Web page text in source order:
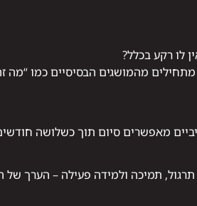
לו רקע בכלל?
מהמושגים הבסיסיים כמו “מה
תמיכה ולמידה פעילה – הערך של